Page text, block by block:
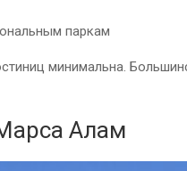
паркам
минимальна.
Алам